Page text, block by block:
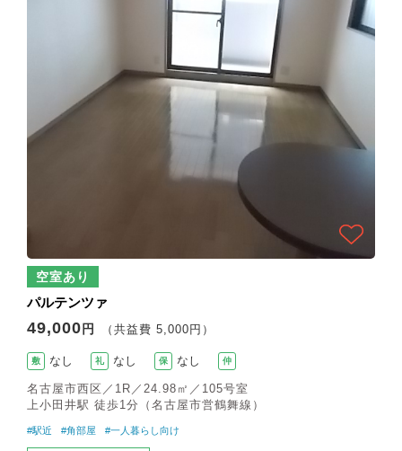
空室あり
パルテンツァ
49,000 円 （共益費 5,000円）
敷 なし 礼 なし 保 なし 仲
名古屋市西区／1R／24.98㎡／105号室
上小田井駅 徒歩1分（名古屋市営鶴舞線）
#駅近 #角部屋 #一人暮らし向け